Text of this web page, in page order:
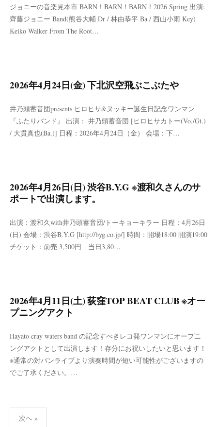
ジョニーの音楽見本市 BARN！BARN！BARN！2026 Spring 出演:
齊藤ジョニー Band(熊谷大輔 Dr / 林由恭平 Ba / 西山小雨 Key)
Keiko Walker From The Root…
2026年4月24日(金) 下北沢空飛ぶこぶたや
井乃頭蓄音団presents ヒロヒサ&ヌッキー誕生日記念ワンマン
『ふたりバンド』 出演： 井乃頭蓄音団 [ヒロヒサカトー(Vo./Gt.)
/ 大貫真也(Ba.)] 日程：2026年4月24日（金） 会場：下…
2026年4月26日(日) 渋谷B.Y.G ※渡和久さんのサ
ポートで出演します。
出演：渡和久with井乃頭蓄音団/トーキョーキラー 日程：4月26日
(日) 会場：渋谷B.Y.G [http://byg.co.jp/] 時間：開場18:00 開演19:00
チケット：前売 3,500円 当日3,80…
2026年4月11日(土) 荻窪TOP BEAT CLUB ※オー
プニングアクト
Hayato cray waters band の記念すべきレコ発ワンマンにオープニ
ングアクトとして出演します！存分にお祝いしたいと思います！
※通常の対バンライブより演奏時間が短い可能性がございますの
でご了承ください。…
次へ »